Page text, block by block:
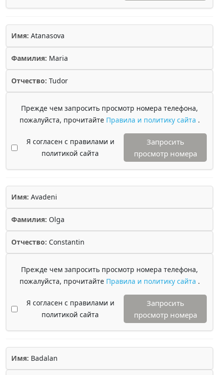
Имя: Atanasova
Фамилия: Maria
Отчество: Tudor
Прежде чем запросить просмотр номера телефона,
пожалуйста, прочитайте Правила и политику сайта .
Я согласен с правилами и
политикой сайта
Запросить
просмотр номера
Имя: Avadeni
Фамилия: Olga
Отчество: Constantin
Прежде чем запросить просмотр номера телефона,
пожалуйста, прочитайте Правила и политику сайта .
Я согласен с правилами и
политикой сайта
Запросить
просмотр номера
Имя: Badalan